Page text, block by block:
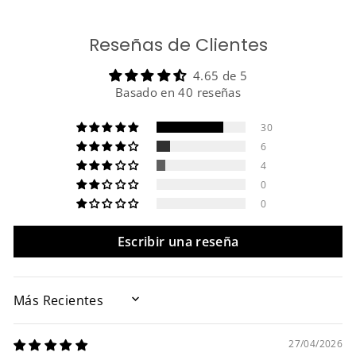
Reseñas de Clientes
4.65 de 5
Basado en 40 reseñas
30
6
4
0
0
Escribir una reseña
SORT BY
27/04/2026